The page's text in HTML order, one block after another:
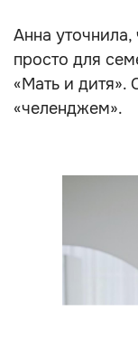
Анна
просто для
«Мать и дитя».
«челенджем».